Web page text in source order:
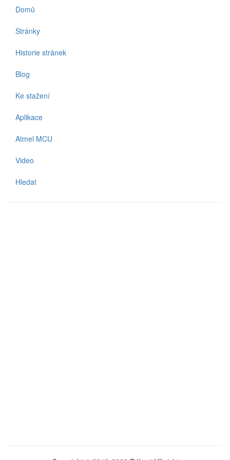
Domů
Stránky
Historie stránek
Blog
Ke stažení
Aplikace
Atmel MCU
Video
Hledat